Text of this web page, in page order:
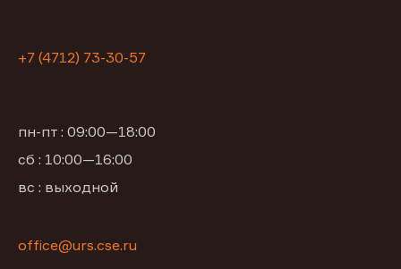
+7 (4712) 73-30-57
пн-пт : 09:00—18:00
сб : 10:00—16:00
вс : выходной
office@urs.cse.ru